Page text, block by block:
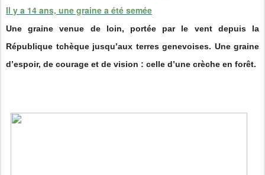
Il y a 14 ans, une graine a été semée
Une graine venue de loin, portée par le vent depuis la
République tchèque jusqu’aux terres genevoises. Une graine
d’espoir, de courage et de vision : celle d’une crèche en forêt.